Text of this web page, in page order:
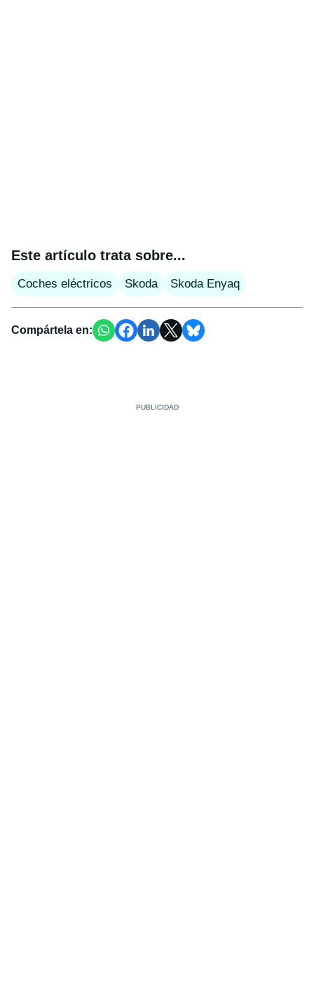
Este artículo trata sobre...
Coches eléctricos Skoda Skoda Enyaq
Compártela en: